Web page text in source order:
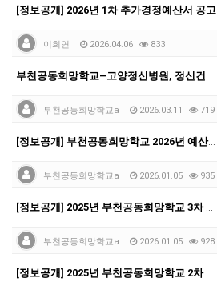
[정보공개] 2026년 1차 추가경정예산서 공고
이희연 2026.04.06 833
부천공동희망학교–고양정신병원, 정신건강 협력 위한 업무…
부천공동희망학교a 2026.03.11 719
[정보공개] 부천공동희망학교 2026년 예산서 공고
부천공동희망학교a 2026.01.05 935
[정보공개] 2025년 부천공동희망학교 3차 추가경정예…
부천공동희망학교a 2026.01.05 928
[정보공개] 2025년 부천공동희망학교 2차 추가 경정…